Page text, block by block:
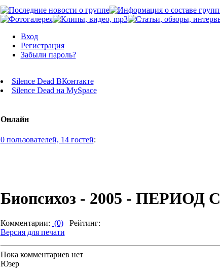
Вход
Регистрация
Забыли пароль?
Silence Dead ВКонтакте
Silence Dead на MySpace
Онлайн
0 пользователей, 14 гостей:
Биопсихоз - 2005 - ПЕРИОД С
Комментарии: (0)Рейтинг:
Версия для печати
Пока комментариев нет
Юзер